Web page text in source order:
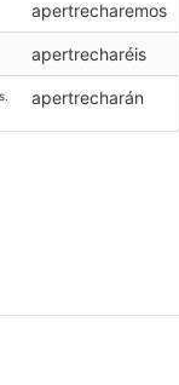
apertrecharemos
apertrecharéis
apertrecharán